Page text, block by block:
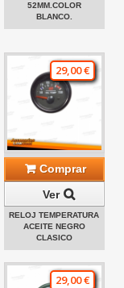
52MM.COLOR
BLANCO.
29,00 €
Comprar
Ver
RELOJ TEMPERATURA
ACEITE NEGRO
CLASICO
29,00 €